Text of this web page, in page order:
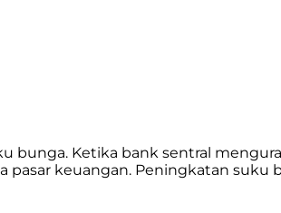
bunga. Ketika bank sentral
keuangan. Peningkatan